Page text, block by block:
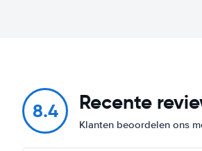
8.4 Recente
Klanten beoordelen ons